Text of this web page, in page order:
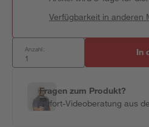
Verfügbarkeit in anderen
Anzahl: In
Fragen zum Produkt?
Sofort-Videoberatung aus